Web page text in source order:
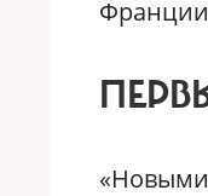
«Новыми